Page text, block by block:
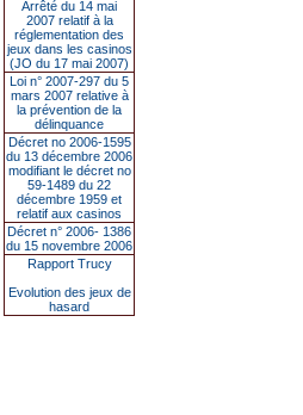
Arrêté du 14 mai
2007 relatif à la
réglementation des
jeux dans les casinos
(JO du 17 mai 2007)
Loi n° 2007-297 du 5
mars 2007 relative à
la prévention de la
délinquance
Décret no 2006-1595
du 13 décembre 2006
modifiant le décret no
59-1489 du 22
décembre 1959 et
relatif aux casinos
Décret n° 2006- 1386
du 15 novembre 2006
Rapport Trucy
Evolution des jeux de
hasard